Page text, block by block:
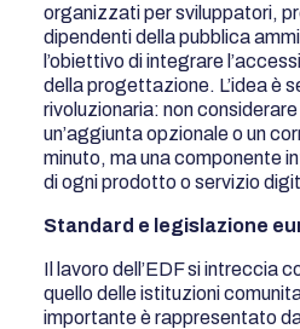
organizzati per sviluppatori,
dipendenti della pubblica
l’obiettivo di integrare
della progettazione. L’idea è
rivoluzionaria: non
un’aggiunta opzionale o un
minuto, ma una componente
di ogni prodotto o servizio
Standard e legislazione
Il lavoro dell’EDF si intreccia
quello delle istituzioni
importante è rappresentato